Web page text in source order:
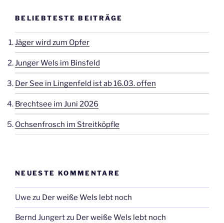
BELIEBTESTE BEITRÄGE
Jäger wird zum Opfer
Junger Wels im Binsfeld
Der See in Lingenfeld ist ab 16.03. offen
Brechtsee im Juni 2026
Ochsenfrosch im Streitköpfle
NEUESTE KOMMENTARE
Uwe zu Der weiße Wels lebt noch
Bernd Jungertzu Der weiße Wels lebt noch